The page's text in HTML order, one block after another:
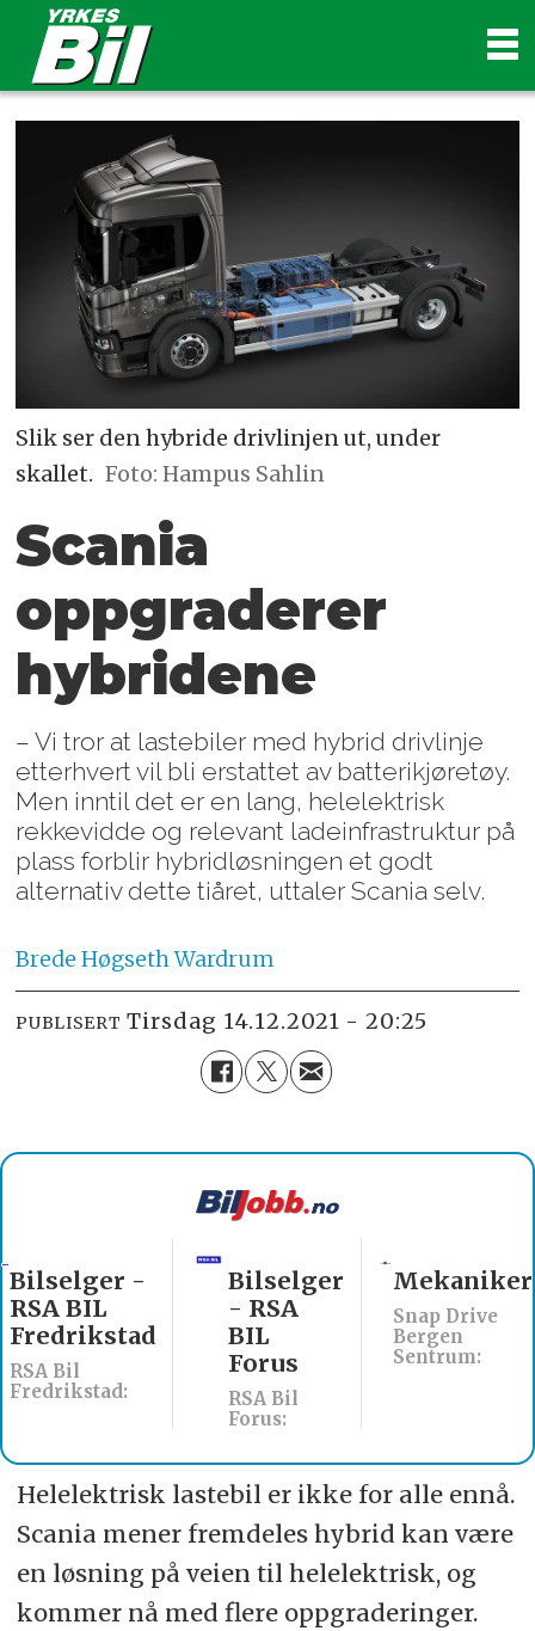
Slik ser den hybride drivlinjen ut, under
skallet. Foto: Hampus Sahlin
Scania
oppgraderer
hybridene
– Vi tror at lastebiler med hybrid drivlinje
etterhvert vil bli erstattet av batterikjøretøy.
Men inntil det er en lang, helelektrisk
rekkevidde og relevant ladeinfrastruktur på
plass forblir hybridløsningen et godt
alternativ dette tiåret, uttaler Scania selv.
Brede Høgseth Wardrum
PUBLISERT tirsdag 14.12.2021 - 20:25
RSA Bil
Fredrikstad:
Bilselger -
RSA BIL
Fredrikstad
RSA Bil
Forus:
Bilselger
- RSA
BIL
Forus
Snap Drive
Bergen
Sentrum:
Mekaniker
Helelektrisk lastebil er ikke for alle ennå.
Scania mener fremdeles hybrid kan være
en løsning på veien til helelektrisk, og
kommer nå med flere oppgraderinger.